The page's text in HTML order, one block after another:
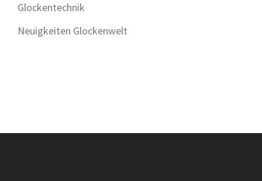
Glockentechnik
Neuigkeiten Glockenwelt